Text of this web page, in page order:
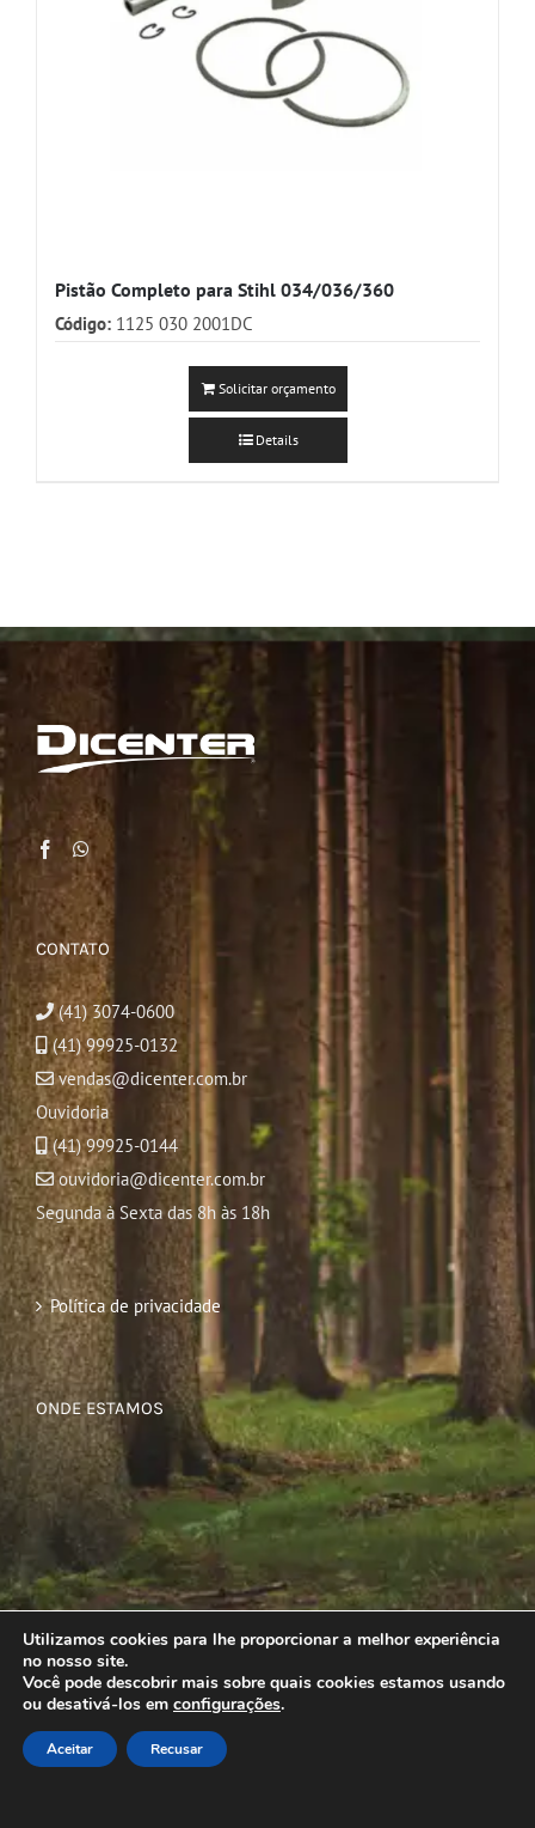
Pistão Completo para Stihl 034/036/360
Código: 1125 030 2001DC
Solicitar orçamento
Details
CONTATO
(41) 3074-0600
(41) 99925-0132
vendas@dicenter.com.br
Ouvidoria
(41) 99925-0144
ouvidoria@dicenter.com.br
Segunda à Sexta das 8h às 18h
Política de privacidade
ONDE ESTAMOS
Utilizamos cookies para lhe proporcionar a melhor experiência
no nosso site.
Você pode descobrir mais sobre quais cookies estamos usando
ou desativá-los em configurações.
Aceitar Recusar